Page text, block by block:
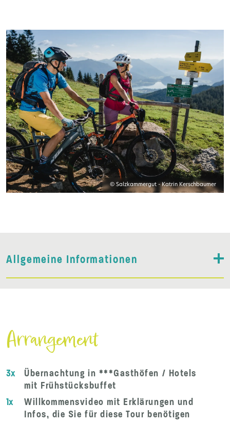
© Salzkammergut - Katrin Kerschbaumer
Allgemeine Informationen
Arrangement
3x
Übernachtung in ***Gasthöfen / Hotels
mit Frühstücksbuffet
1x
Willkommensvideo mit Erklärungen und
Infos, die Sie für diese Tour benötigen